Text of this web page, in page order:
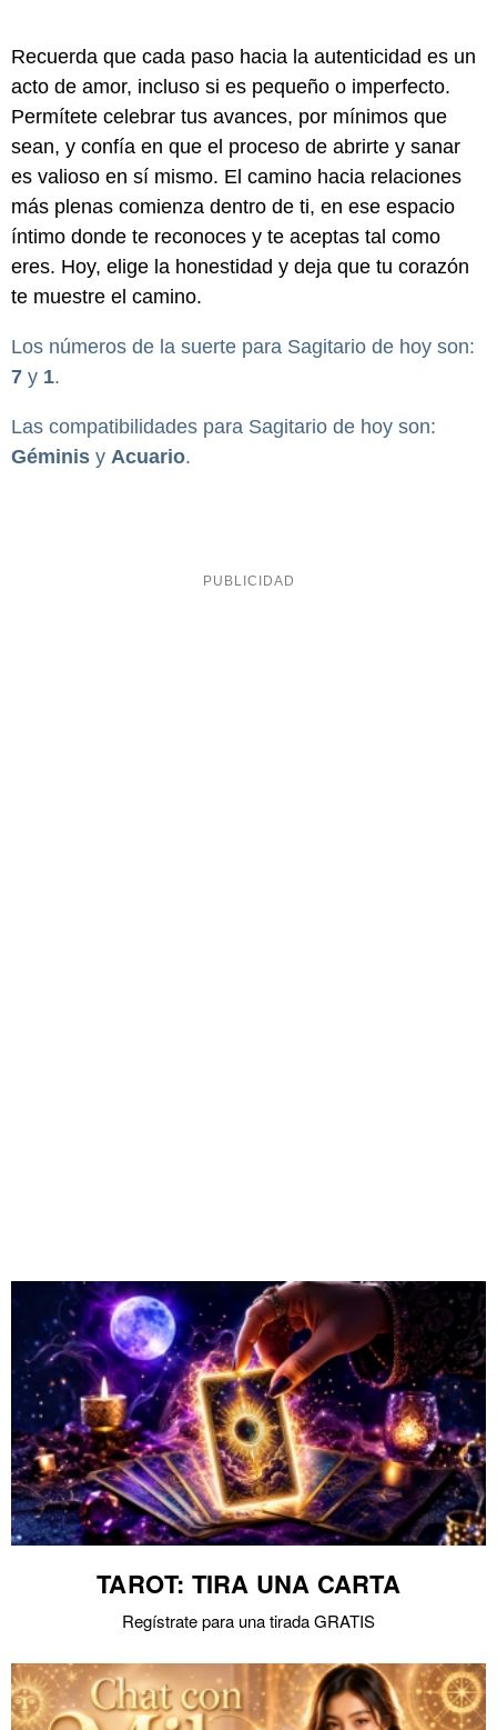
Recuerda que cada paso hacia la autenticidad es un
acto de amor, incluso si es pequeño o imperfecto.
Permítete celebrar tus avances, por mínimos que
sean, y confía en que el proceso de abrirte y sanar
es valioso en sí mismo. El camino hacia relaciones
más plenas comienza dentro de ti, en ese espacio
íntimo donde te reconoces y te aceptas tal como
eres. Hoy, elige la honestidad y deja que tu corazón
te muestre el camino.
Los números de la suerte para Sagitario de hoy son:
7 y 1.
Las compatibilidades para Sagitario de hoy son:
Géminis y Acuario.
TAROT: TIRA UNA CARTA
Regístrate para una tirada GRATIS